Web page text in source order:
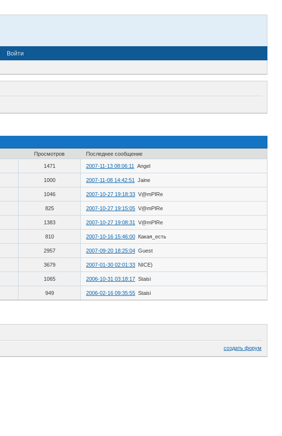
Войти
Просмотров Последнее сообщение
1471 2007-11-13 08:06:11 Angel
1000 2007-11-08 14:42:51 Jaine
1046 2007-10-27 19:18:33 V@mPIRe
825 2007-10-27 19:15:05 V@mPIRe
1383 2007-10-27 19:08:31 V@mPIRe
810 2007-10-16 15:46:00 Какая_есть
2957 2007-09-20 18:25:04 Guest
3679 2007-01-30 02:01:33 NICE)
1065 2006-10-31 03:18:17 Staisi
949 2006-02-16 09:35:55 Staisi
создать форум